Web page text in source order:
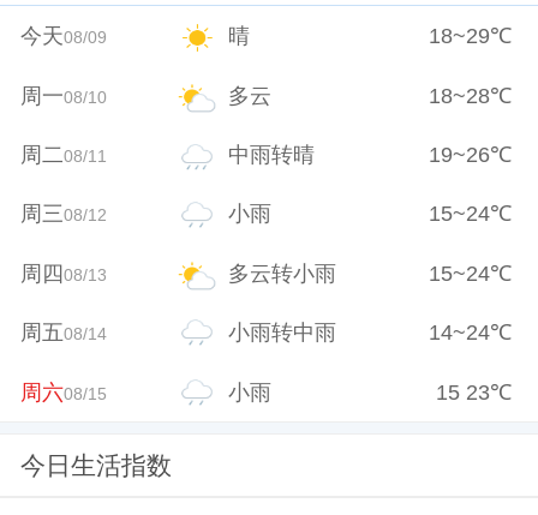
今天08/09 晴 18~29℃
周一08/10 多云 18~28℃
周二08/11 中雨转晴 19~26℃
周三08/12 小雨 15~24℃
周四08/13 多云转小雨 15~24℃
周五08/14 小雨转中雨 14~24℃
周六08/15 小雨 15 23℃
今日生活指数